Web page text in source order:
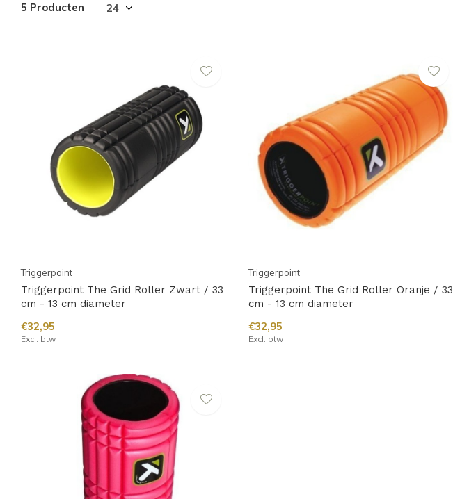
5 Producten
Triggerpoint
Triggerpoint The Grid Roller Zwart / 33
cm - 13 cm diameter
€32,95
Excl. btw
Triggerpoint
Triggerpoint The Grid Roller Oranje / 33
cm - 13 cm diameter
€32,95
Excl. btw